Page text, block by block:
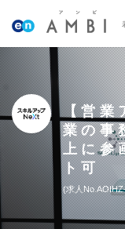
【営業
業の事
上に参
ト可
求人